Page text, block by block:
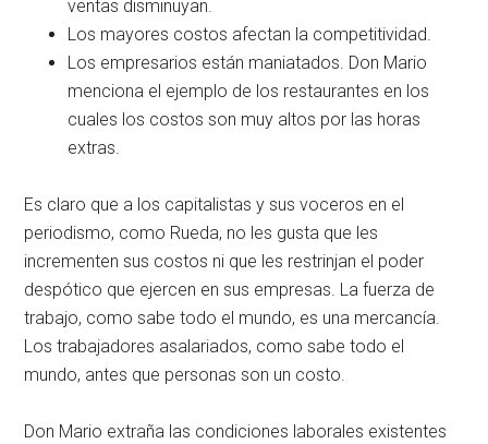
ventas disminuyan.
Los mayores costos afectan la competitividad.
Los empresarios están maniatados. Don Mario
menciona el ejemplo de los restaurantes en los
cuales los costos son muy altos por las horas
extras.
Es claro que a los capitalistas y sus voceros en el
periodismo, como Rueda, no les gusta que les
incrementen sus costos ni que les restrinjan el poder
despótico que ejercen en sus empresas. La fuerza de
trabajo, como sabe todo el mundo, es una mercancía.
Los trabajadores asalariados, como sabe todo el
mundo, antes que personas son un costo.
Don Mario extraña las condiciones laborales existentes